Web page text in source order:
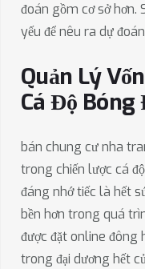
đoán gồm cơ sở hơn.
yếu để nêu ra dự
Quản Lý
Cá Độ Bóng
bán chung cư nha
trong chiến lược cá
đáng nhớ tiếc là hết
bền hơn trong quá
được đặt online đông
trong đại dương hết